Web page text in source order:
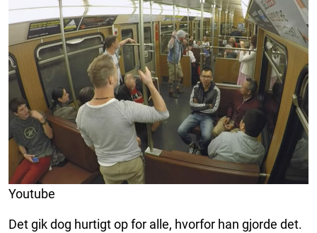
Youtube
Det gik dog hurtigt op for alle, hvorfor han gjorde det.